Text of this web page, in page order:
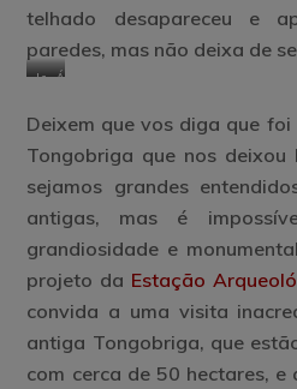
telhado desapareceu e
paredes, mas não deixa de
Igreja
Santa
do
Freixo
Área
da
Deixem que vos diga que
Tongobriga que nos
sejamos grandes
antigas, mas é
grandiosidade e
projeto da Estação
convida a uma visita
antiga Tongobriga, que
com cerca de 50 hectares,